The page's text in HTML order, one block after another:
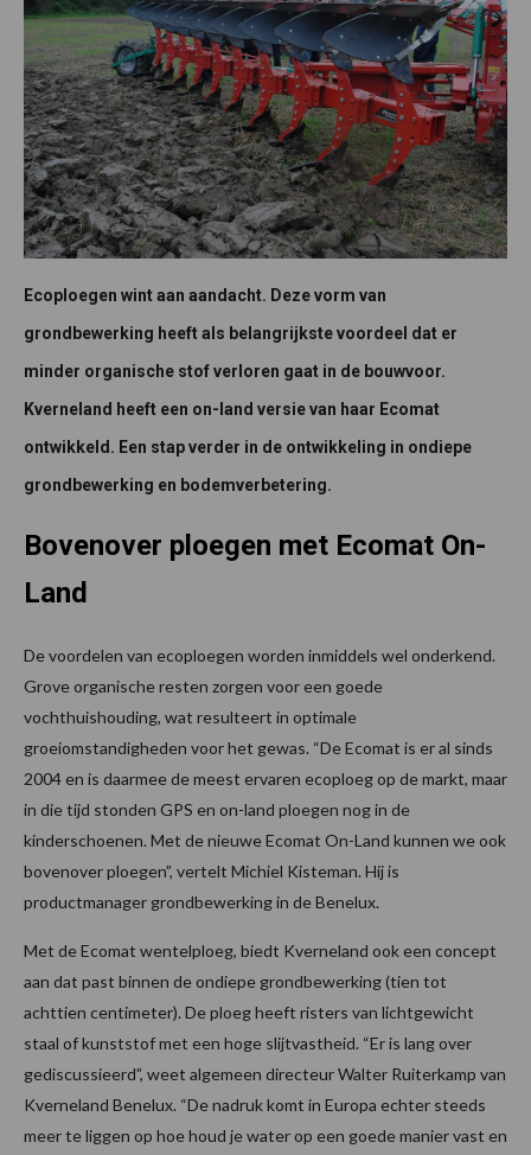
Ecoploegen wint aan aandacht. Deze vorm van
grondbewerking heeft als belangrijkste voordeel dat er
minder organische stof verloren gaat in de bouwvoor.
Kverneland heeft een on-land versie van haar Ecomat
ontwikkeld. Een stap verder in de ontwikkeling in ondiepe
grondbewerking en bodemverbetering.
Bovenover ploegen met Ecomat On-
Land
De voordelen van ecoploegen worden inmiddels wel onderkend.
Grove organische resten zorgen voor een goede
vochthuishouding, wat resulteert in optimale
groeiomstandigheden voor het gewas. “De Ecomat is er al sinds
2004 en is daarmee de meest ervaren ecoploeg op de markt, maar
in die tijd stonden GPS en on-land ploegen nog in de
kinderschoenen. Met de nieuwe Ecomat On-Land kunnen we ook
bovenover ploegen”, vertelt Michiel Kisteman. Hij is
productmanager grondbewerking in de Benelux.
Met de Ecomat wentelploeg, biedt Kverneland ook een concept
aan dat past binnen de ondiepe grondbewerking (tien tot
achttien centimeter). De ploeg heeft risters van lichtgewicht
staal of kunststof met een hoge slijtvastheid. “Er is lang over
gediscussieerd”, weet algemeen directeur Walter Ruiterkamp van
Kverneland Benelux. “De nadruk komt in Europa echter steeds
meer te liggen op hoe houd je water op een goede manier vast en